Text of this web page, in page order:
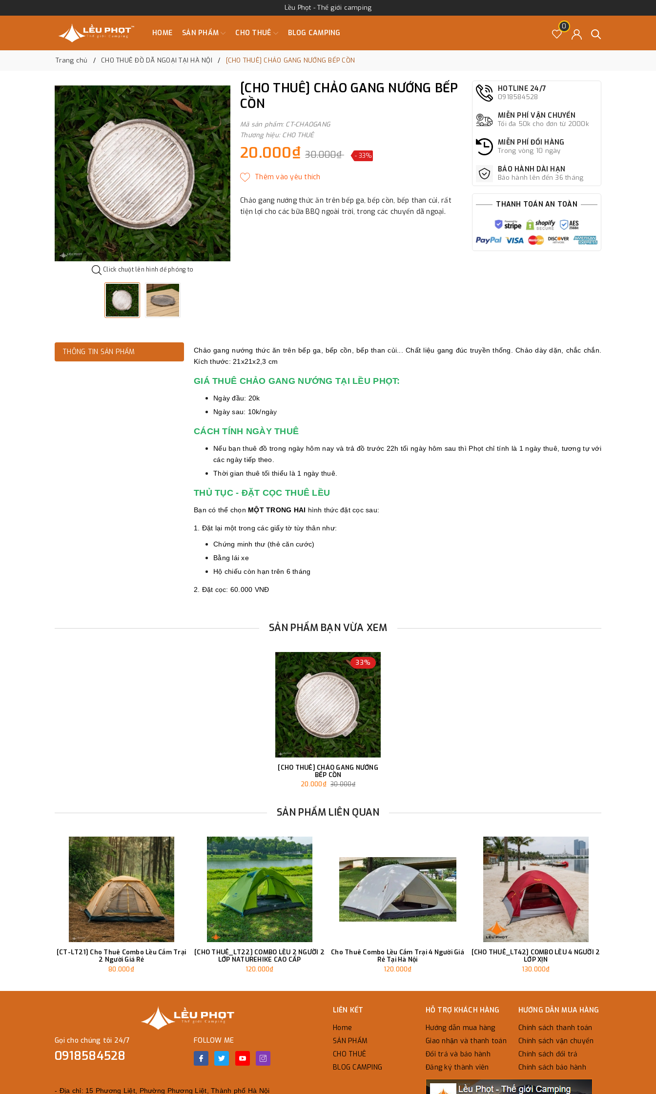
Lều Phọt - Thế giới camping
HOME SẢN PHẨM CHO THUÊ BLOG CAMPING
0
Trang chủ CHO THUÊ ĐỒ DÃ NGOẠI TẠI HÀ NỘI [CHO THUÊ] CHẢO GANG NƯỚNG BẾP CỒN
Click chuột lên hình để phóng to
[CHO THUÊ] CHẢO GANG NƯỚNG BẾP
CỒN
Mã sản phẩm: CT-CHAOGANG
Thương hiệu: CHO THUÊ
20.000₫ 30.000₫ - 33%
Chảo gang nướng thức ăn trên bếp ga, bếp cồn, bếp than củi, rất
tiện lợi cho các bữa BBQ ngoài trời, trong các chuyến dã ngoại.
HOTLINE 24/7
0918584528
MIỄN PHÍ VẬN CHUYỂN
Tối đa 50k cho đơn từ 2000k
MIỄN PHÍ ĐỔI HÀNG
Trong vòng 10 ngày
BẢO HÀNH DÀI HẠN
Bảo hành lên đến 36 tháng
THANH TOÁN AN TOÀN
THÔNG TIN SẢN PHẨM
Chảo gang nướng thức ăn trên bếp ga, bếp cồn, bếp than củi... Chất liệu gang đúc truyền thống. Chảo dày dặn, chắc chắn.
Kích thước: 21x21x2,3 cm
GIÁ THUÊ CHẢO GANG NƯỚNG TẠI LỀU PHỌT:
Ngày đầu: 20k
Ngày sau: 10k/ngày
CÁCH TÍNH NGÀY THUÊ
Nếu bạn thuê đồ trong ngày hôm nay và trả đồ trước 22h tối ngày hôm sau thì Phọt chỉ tính là 1 ngày thuê, tương tự với
các ngày tiếp theo.
Thời gian thuê tối thiểu là 1 ngày thuê.
THỦ TỤC - ĐẶT CỌC THUÊ LỀU
Bạn có thể chọn MỘT TRONG HAI hình thức đặt cọc sau:
1. Đặt lại một trong các giấy tờ tùy thân như:
Chứng minh thư (thẻ căn cước)
Bằng lái xe
Hộ chiếu còn hạn trên 6 tháng
2. Đặt cọc: 60.000 VNĐ
SẢN PHẨM BẠN VỪA XEM
33%
[CHO THUÊ] CHẢO GANG NƯỚNG
BẾP CỒN
20.000₫ 30.000₫
SẢN PHẨM LIÊN QUAN
[CT-LT21] Cho Thuê Combo Lều Cắm Trại
2 Người Giá Rẻ
80.000₫
[CHO THUÊ_LT22] COMBO LỀU 2 NGƯỜI 2
LỚP NATUREHIKE CAO CẤP
120.000₫
Cho Thuê Combo Lều Cắm Trại 4 Người Giá
Rẻ Tại Hà Nội
120.000₫
[CHO THUÊ_LT42] COMBO LỀU 4 NGƯỜI 2
LỚP XỊN
130.000₫
Gọi cho chúng tôi 24/7
0918584528
FOLLOW ME
LIÊN KẾT
Home
SẢN PHẨM
CHO THUÊ
BLOG CAMPING
HỖ TRỢ KHÁCH HÀNG
Hướng dẫn mua hàng
Giao nhận và thanh toán
Đổi trả và bảo hành
Đăng ký thành viên
HƯỚNG DẪN MUA HÀNG
Chính sách thanh toán
Chính sách vận chuyển
Chính sách đổi trả
Chính sách bảo hành
- Địa chỉ: 15 Phương Liệt, Phường Phương Liệt, Thành phố Hà Nội